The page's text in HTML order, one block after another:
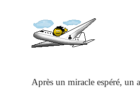
Après un miracle espéré, un